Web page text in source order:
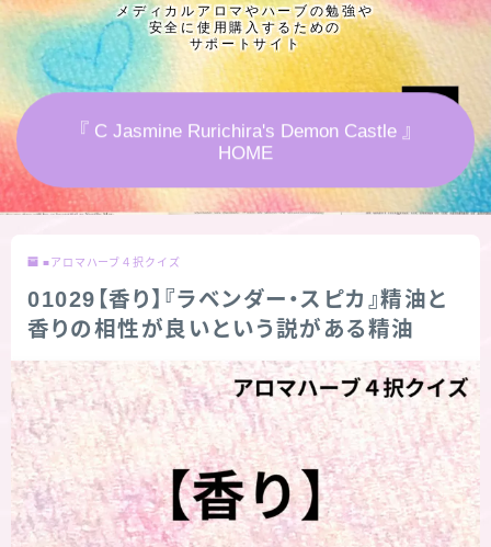
プロフィール
アロマハーブアンケート
おすすめ商品＆レビュー
★スペシャルアロマハーブ４択クイズ (kindle出
お問い合わせ
サイトマップ
メディカルアロマやハーブの勉強や
安全に使用購入するための
サポートサイト
『 C Jasmine Rurichira's Demon Castle 』
HOME
■アロマハーブ４択クイズ
01029【香り】『ラベンダー・スピカ』精油と
香りの相性が良いという説がある精油